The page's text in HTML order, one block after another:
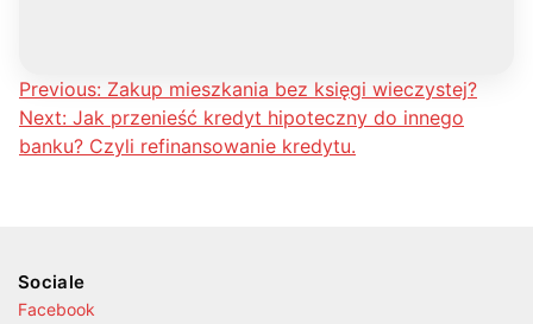
Nawigacja
wpisu
Previous: Zakup mieszkania bez księgi wieczystej?
Next: Jak przenieść kredyt hipoteczny do innego
banku? Czyli refinansowanie kredytu.
Sociale
Facebook